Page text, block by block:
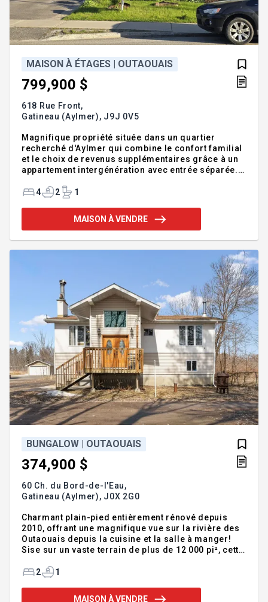
MAISON À ÉTAGES | OUTAOUAIS
799,900 $
618 Rue Front,
Gatineau (Aylmer), J9J 0V5
Magnifique propriété située dans un quartier
recherché d'Aylmer qui combine le confort familial
et le choix de revenus supplémentaires grâce à un
appartement intergénération avec entrée séparée.
goût du jour. Très confortable chambre-coucher
d'intimité et une grande penderie. Proche de
beaucoup de services notamment les écoles et le
INCLUSIONS Thermopompe, sofa en L au salon,
4 2 1
MAISON À VENDRE
BUNGALOW | OUTAOUAIS
374,900 $
60 Ch. du Bord-de-l'Eau,
Gatineau (Aylmer), J0X 2G0
Charmant plain-pied entièrement rénové depuis
2010, offrant une magnifique vue sur la rivière des
Outaouais depuis la cuisine et la salle à manger!
Sise sur un vaste terrain de plus de 12 000 pi², cette
de bain et un superbe espace à aire ouverte. La
généreuses armoires. Le sous-sol, avec ses
2 1
MAISON À VENDRE